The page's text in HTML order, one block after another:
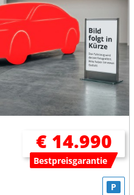
€ 14.990
Bestpreisgarantie
P